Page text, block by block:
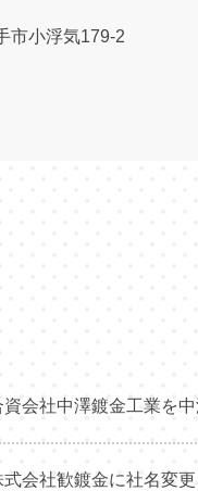
市小浮気179-2
資会社中澤鍍金工業を
式会社歓鍍金に社名変更